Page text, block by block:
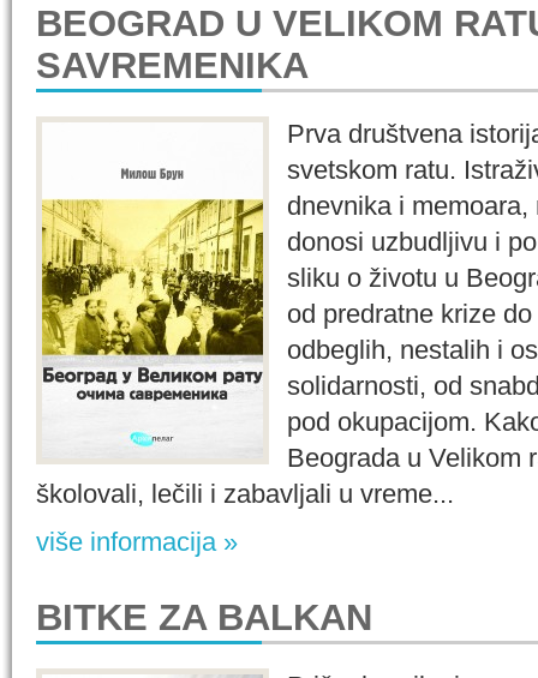
BEOGRAD U VELIKOM
SAVREMENIKA
Prva društvena
svetskom ratu.
dnevnika i
donosi uzbudljivu i
sliku o životu u
od predratne krize
odbeglih, nestalih i
solidarnosti, od
pod okupacijom.
Beograda u Velikom
školovali, lečili i zabavljali u vreme...
više informacija »
BITKE ZA BALKAN